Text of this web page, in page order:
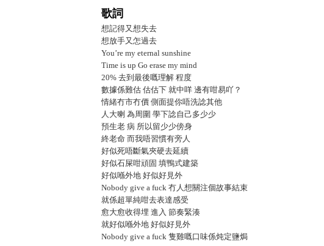
歌詞
想記得又想失去
想放手又怎過去
You’re my eternal sunshine
Time is up Go erase my mind
20% 去到最後嘅理解 程度
數據係難估 估估下 就中咩 邊有咁易吖？
情緒冇市冇價 側面提你唔洗諗其他
人大喇 為周圍 學下諗自己多少少
預生老 病 所以留少少傍身
終老命 而我唔習慣有旁人
好似死唔斷氣夾硬去延續
好似石屎咁頑固 填鴨式建築
好似喺外地 好似好見外
Nobody give a fuck 冇人想關注個故事結束
就係超單純咁去表達感受
愈大愈收得埋 進入 節奏緊湊
就好似喺外地 好似好見外
Nobody give a fuck 隻雞嘅口味係炖定鹽焗